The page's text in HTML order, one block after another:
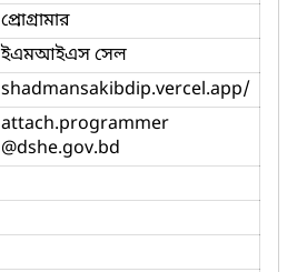
প্রোগ্রামার
ইএমআইএস সেল
shadmansakibdip.vercel.app/
attach.programmer
@dshe.gov.bd